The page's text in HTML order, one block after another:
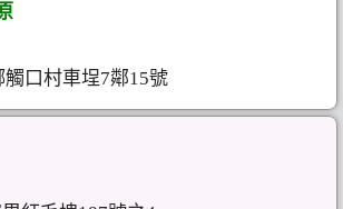
口村車埕7鄰15號